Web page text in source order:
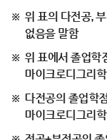
위 표의 다전공,
없음을 말함
위 표에서 졸업
마이크로디그리
다전공의 졸업학
마이크로디그리